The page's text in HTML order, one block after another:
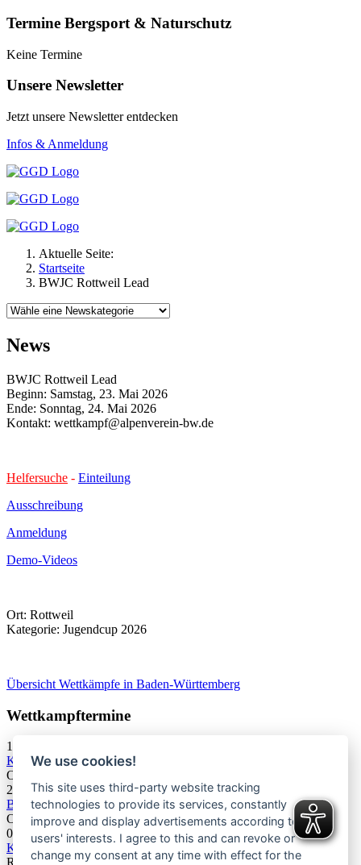
Termine Bergsport & Naturschutz
Keine Termine
Unsere Newsletter
Jetzt unsere Newsletter entdecken
Infos & Anmeldung
Aktuelle Seite:
Startseite
BWJC Rottweil Lead
News
BWJC Rottweil Lead
Beginn: Samstag, 23. Mai 2026
Ende: Sonntag, 24. Mai 2026
Kontakt: wettkampf@alpenverein-bw.de
Helfersuche - Einteilung
Ausschreibung
Anmeldung
Demo-Videos
Ort: Rottweil
Kategorie: Jugendcup 2026
Übersicht Wettkämpfe in Baden-Württemberg
Wettkampftermine
19.09.2026
KC U9/U11/U13 Offenburg Bouldern & Speed
Offenburg
20.09.2026
BWJC Offenburg Speed
Offenburg
03.10.2026
KC U13 Rottweil Toprope & Speed
We use cookies!
This site uses third-party website tracking
technologies to provide its services, constantly
improve and display advertisements according to
users' interests. I agree to this and can revoke or
change my consent at any time with effect for the